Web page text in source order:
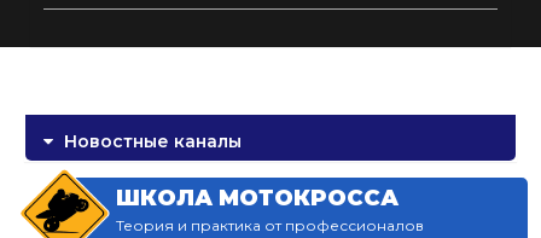
Новостные каналы
ШКОЛА МОТОКРОССА
Теория и практика от профессионалов